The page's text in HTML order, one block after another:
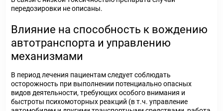
передозировки не описаны.
Влияние на способность к вождению
автотранспорта и управлению
механизмами
В период лечения пациентам следует соблюдать
осторожность при выполнении потенциально опасных
видов деятельности, требующих особого внимания и
быстроты психомоторных реакций (в т.ч. управление